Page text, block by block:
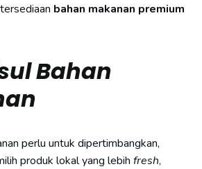
bahan makanan premium
Bahan
perlu untuk dipertimbangkan,
produk lokal yang lebih fresh,